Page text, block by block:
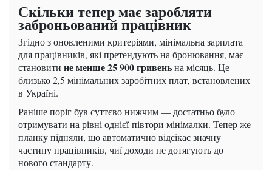
Скільки тепер має заробляти
заброньований працівник
Згідно з оновленими критеріями, мінімальна зарплата
для працівників, які претендують на бронювання, має
становити не менше 25 900 гривеньна місяць. Це
близько 2,5 мінімальних заробітних плат, встановлених
в Україні.
Раніше поріг був суттєво нижчим — достатньо було
отримувати на рівні однієї-півтори мінімалки. Тепер же
планку підняли, що автоматично відсікає значну
частину працівників, чиї доходи не дотягують до
нового стандарту.